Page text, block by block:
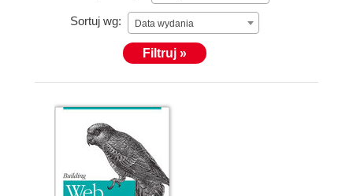
Sortuj wg: Data wydania
Filtruj »